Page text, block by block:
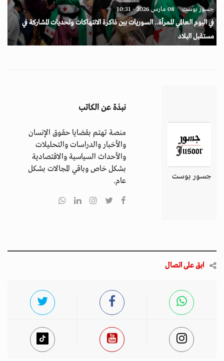
جسور بوست 08 مارس 2026 - 10:31
في اليوم العالمي للمرأة.. السوريات بين ذاكرة الانتهاكات وتحديات المشاركة في
مستقبل البلاد
جسور بوست
نبذة عن الكاتب
منصة تهتم بقضايا حقوق الإنسان
والأخبار والدراسات والتحليلات
والأحداث السياسية والاقتصادية
بشكل خاص وباقي المجالات بشكل
عام.
ابق على اتصال